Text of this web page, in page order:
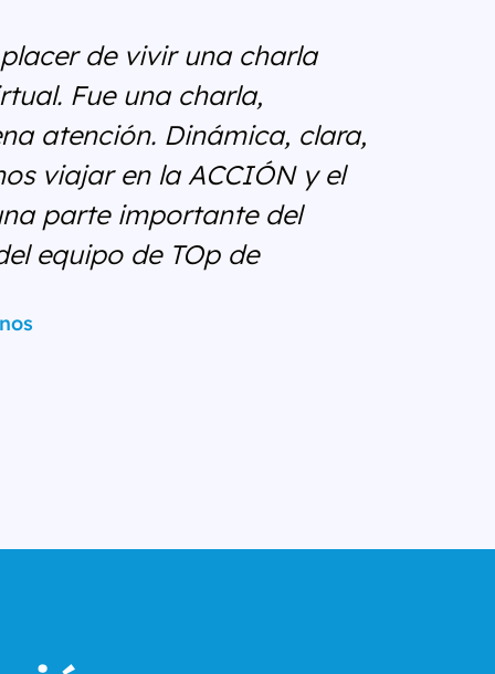
de vivir una charla
Fue una charla,
atención. Dinámica, clara,
viajar en la ACCIÓN y el
parte importante del
equipo de TOp de